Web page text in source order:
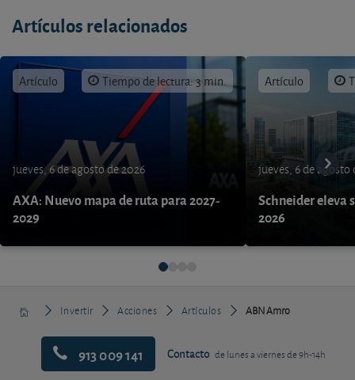
Artículos relacionados
Artículo Tiempo de lectura: 3 min.
jueves, 6 de agosto de 2026
AXA: Nuevo mapa de ruta para 2027-
2029
Artículo
jueves, 6 de agosto
Schneider eleva
2026
Invertir Acciones Artículos ABN Amro
913 009 141 Contacto de lunes a viernes de 9h-14h